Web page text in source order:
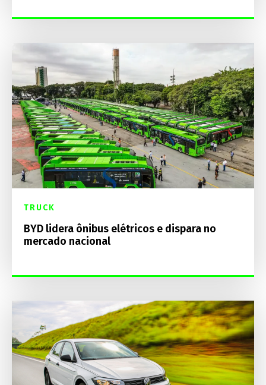
TRUCK
BYD lidera ônibus elétricos e dispara no
mercado nacional